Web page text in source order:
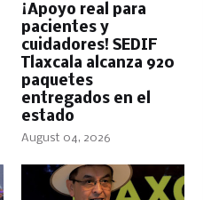
¡Apoyo real para
pacientes y
cuidadores! SEDIF
Tlaxcala alcanza 920
paquetes
entregados en el
estado
August 04, 2026